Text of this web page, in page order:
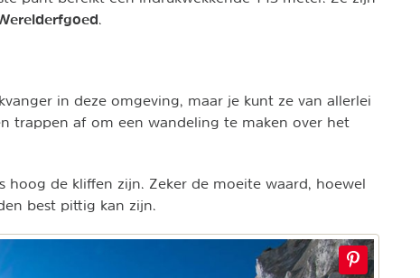
.
in deze omgeving, maar je kunt ze van allerlei
trappen af om een wandeling te maken over het
hoog de kliffen zijn. Zeker de moeite waard, hoewel
best pittig kan zijn.